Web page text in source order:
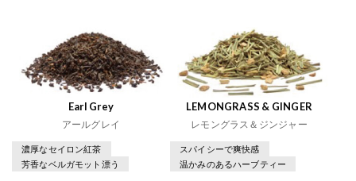
Earl Grey
アールグレイ
濃厚なセイロン紅茶
芳香なベルガモット漂う
LEMONGRASS & GINGER
レモングラス＆ジンジャー
スパイシーで爽快感
温かみのあるハーブティー